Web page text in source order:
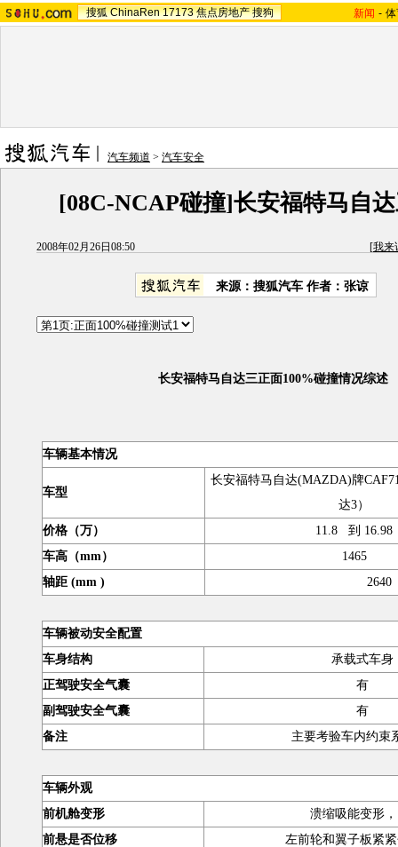
搜狐 ChinaRen 17173 焦点房地产 搜狗 新闻 -
汽车频道 > 汽车安全
[08C-NCAP碰撞]长安福特马自
2008年02月26日08:50 [我来
来源：搜狐汽车 作者：张谅
长安福特马自达三正面100%碰撞情况综述
车辆基本情况
车型
长安福特马自达(MAZDA)牌
达3）
价格（万）
11.8 到 16.98
车高（mm）
1465
轴距 (mm )
2640
车辆被动安全配置
车身结构
承载式车身
正驾驶安全气囊
有
副驾驶安全气囊
有
备注
主要考验车内约束
车辆外观
前机舱变形
溃缩吸能变形，
前悬是否位移
左前轮和翼子板紧